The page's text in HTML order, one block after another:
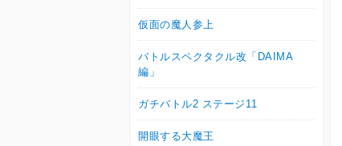
仮面の魔人参上
バトルスペクタクル改「DAIMA
編」
ガチバトル2 ステージ11
開眼する大魔王